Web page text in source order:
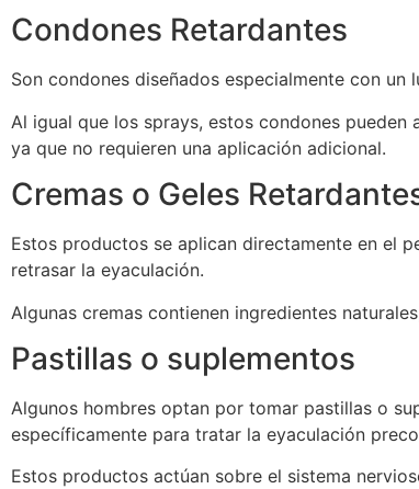
Condones Retardantes
Son condones diseñados especialmente con
Al igual que los sprays, estos condones
ya que no requieren una aplicación adicional.
Cremas o Geles
Estos productos se aplican directamente en el
retrasar la eyaculación.
Algunas cremas contienen ingredientes
Pastillas o suplementos
Algunos hombres optan por tomar pastillas o
específicamente para tratar la eyaculación
Estos productos actúan sobre el sistema